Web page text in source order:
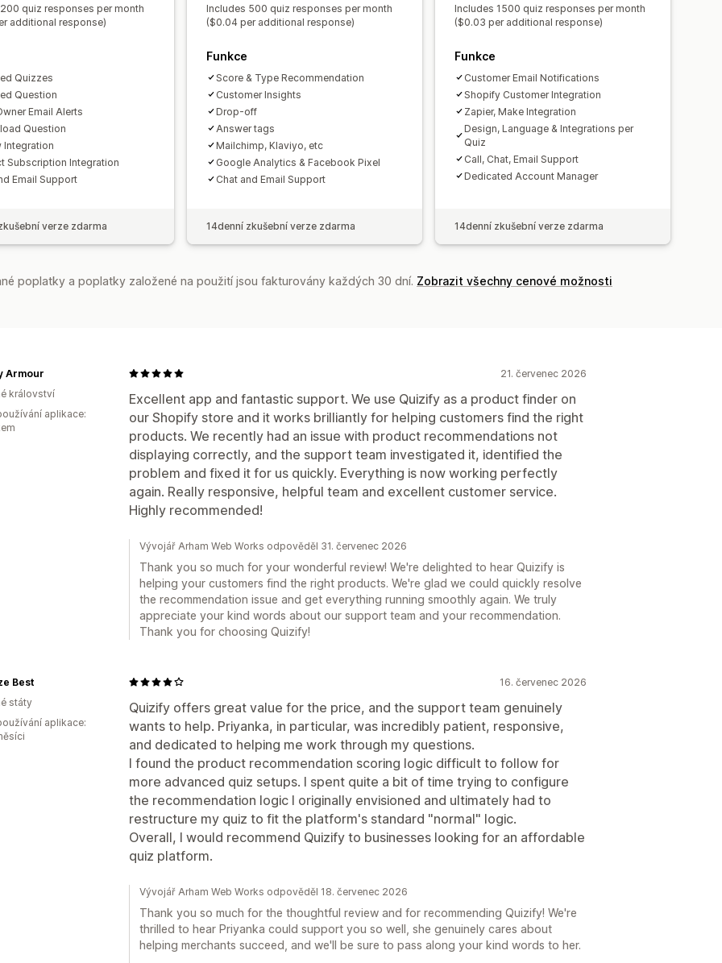
Limity formulářů
Historie Analytika
quiz responses per month
additional response)
Quizzes
Question
Email Alerts
Question
Integration
Subscription Integration
Email Support
verze zdarma
Includes 500 quiz responses per month
($0.04 per additional response)
Funkce
Score & Type Recommendation
Customer Insights
Drop-off
Answer tags
Mailchimp, Klaviyo, etc
Google Analytics & Facebook Pixel
Chat and Email Support
14denní zkušební verze zdarma
Includes 1500 quiz responses per month
($0.03 per additional response)
Funkce
Customer Email Notifications
Shopify Customer Integration
Zapier, Make Integration
Design, Language & Integrations per
Quiz
Call, Chat, Email Support
Dedicated Account Manager
14denní zkušební verze zdarma
poplatky a poplatky založené na použití jsou fakturovány každých 30 dní. Zobrazit všechny cenové možnosti
21. červenec 2026
Excellent app and fantastic support. We use Quizify as a product finder on
our Shopify store and it works brilliantly for helping customers find the right
products. We recently had an issue with product recommendations not
displaying correctly, and the support team investigated it, identified the
problem and fixed it for us quickly. Everything is now working perfectly
again. Really responsive, helpful team and excellent customer service.
Highly recommended!
Armour
království
aplikace:
Vývojář Arham Web Works odpověděl 31. červenec 2026
Thank you so much for your wonderful review! We're delighted to hear Quizify is
helping your customers find the right products. We're glad we could quickly resolve
the recommendation issue and get everything running smoothly again. We truly
appreciate your kind words about our support team and your recommendation.
Thank you for choosing Quizify!
16. červenec 2026
Quizify offers great value for the price, and the support team genuinely
wants to help. Priyanka, in particular, was incredibly patient, responsive,
and dedicated to helping me work through my questions.
I found the product recommendation scoring logic difficult to follow for
more advanced quiz setups. I spent quite a bit of time trying to configure
the recommendation logic I originally envisioned and ultimately had to
restructure my quiz to fit the platform's standard "normal" logic.
Overall, I would recommend Quizify to businesses looking for an affordable
quiz platform.
Best
státy
aplikace:
Vývojář Arham Web Works odpověděl 18. červenec 2026
Thank you so much for the thoughtful review and for recommending Quizify! We're
thrilled to hear Priyanka could support you so well, she genuinely cares about
helping merchants succeed, and we'll be sure to pass along your kind words to her.